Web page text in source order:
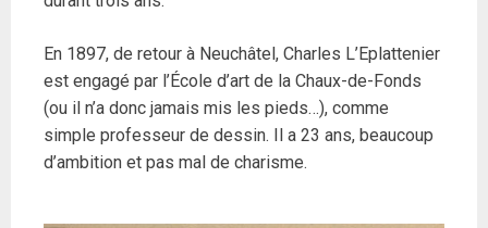
En 1897, de retour à Neuchâtel, Charles L’Eplattenier
est engagé par l’École d’art de la Chaux-de-Fonds
(ou il n’a donc jamais mis les pieds…), comme
simple professeur de dessin. Il a 23 ans, beaucoup
d’ambition et pas mal de charisme.